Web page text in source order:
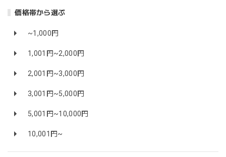
価格帯から選ぶ
~1,000円
1,001円~2,000円
2,001円~3,000円
3,001円~5,000円
5,001円~10,000円
10,001円~